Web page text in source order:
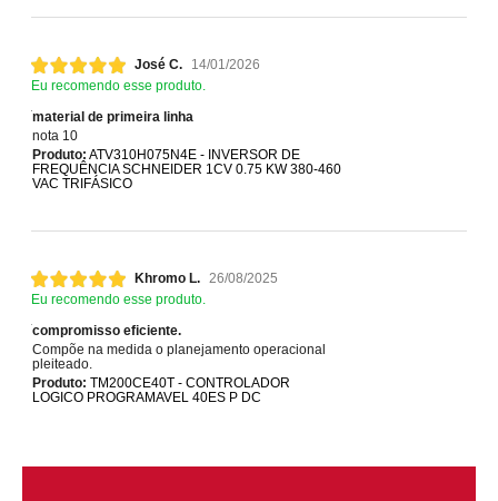
José C.
14/01/2026
Eu recomendo esse produto.
material de primeira linha
nota 10
Produto: ATV310H075N4E - INVERSOR DE
FREQUÊNCIA SCHNEIDER 1CV 0.75 KW 380-460
VAC TRIFÁSICO
Khromo L. 26/08/2025
Eu recomendo esse produto.
compromisso eficiente.
Compõe na medida o planejamento operacional
pleiteado.
Produto: TM200CE40T - CONTROLADOR
LOGICO PROGRAMAVEL 40ES P DC